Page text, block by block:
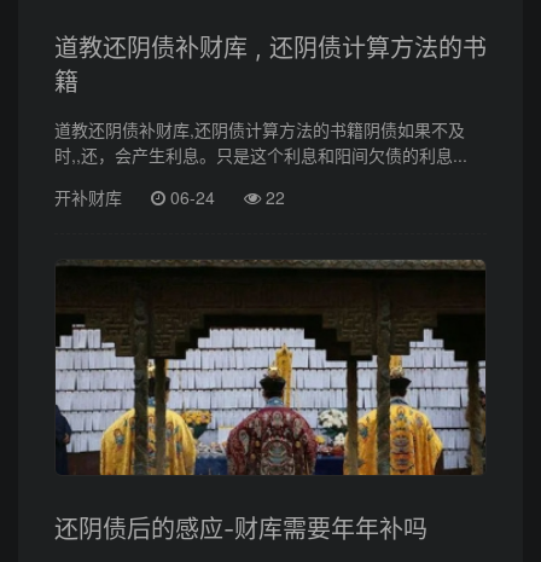
道教还阴债补财库 , 还阴债计算方法的书
籍
道教还阴债补财库,还阴债计算方法的书籍阴债如果不及
时,,还，会产生利息。只是这个利息和阳间欠债的利息...
开补财库
06-24 22
还阴债后的感应-财库需要年年补吗